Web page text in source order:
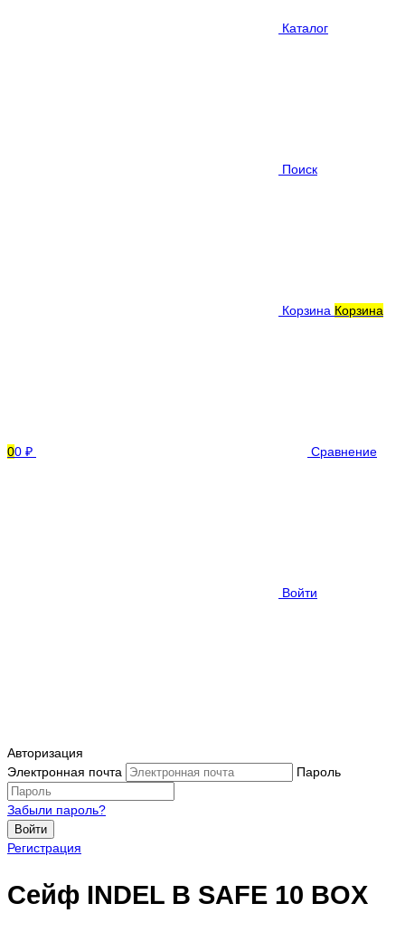
Каталог
Поиск
Корзина Корзина
00 ₽ Сравнение
Войти
Авторизация
Электронная почта
Пароль
Забыли пароль?
Войти
Регистрация
Сейф INDEL B SAFE 10 BOX